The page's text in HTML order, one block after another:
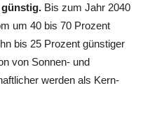
Bis zum Jahr 2040
um 40 bis 70 Prozent
bis 25 Prozent günstiger
von Sonnen- und
werden als Kern-